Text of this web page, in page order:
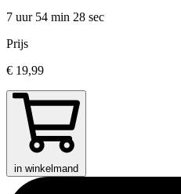
7 uur 54 min 28 sec
Prijs
€ 19,99
in winkelmand